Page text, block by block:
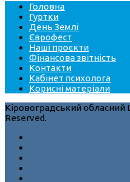
Головна
Гуртки
День Землі
Єврофест
Наші проєкти
Фінансова звітність
Контакти
Кабінет психолога
Корисні матеріали
Кіровоградський
Reserved.